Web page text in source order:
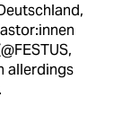
allerdings